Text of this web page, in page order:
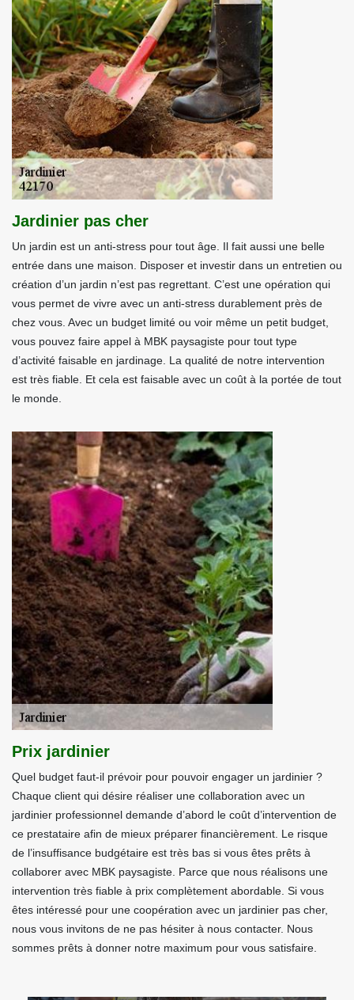
Jardinier pas cher
Un jardin est un anti-stress pour tout âge. Il fait aussi une belle
entrée dans une maison. Disposer et investir dans un entretien ou
création d’un jardin n’est pas regrettant. C’est une opération qui
vous permet de vivre avec un anti-stress durablement près de
chez vous. Avec un budget limité ou voir même un petit budget,
vous pouvez faire appel à MBK paysagiste pour tout type
d’activité faisable en jardinage. La qualité de notre intervention
est très fiable. Et cela est faisable avec un coût à la portée de tout
le monde.
Prix jardinier
Quel budget faut-il prévoir pour pouvoir engager un jardinier ?
Chaque client qui désire réaliser une collaboration avec un
jardinier professionnel demande d’abord le coût d’intervention de
ce prestataire afin de mieux préparer financièrement. Le risque
de l’insuffisance budgétaire est très bas si vous êtes prêts à
collaborer avec MBK paysagiste. Parce que nous réalisons une
intervention très fiable à prix complètement abordable. Si vous
êtes intéressé pour une coopération avec un jardinier pas cher,
nous vous invitons de ne pas hésiter à nous contacter. Nous
sommes prêts à donner notre maximum pour vous satisfaire.